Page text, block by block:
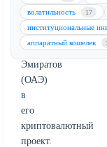
млн
из
Объединенных
Арабских
Эмиратов
(ОАЭ)
в
его
криптовалютный
проект.
волатильность 17
институциональные
аппаратный кошелек